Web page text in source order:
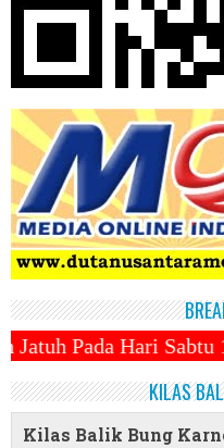
1 Maret 2025 ~||~
KILAS
Kilas Balik Bung